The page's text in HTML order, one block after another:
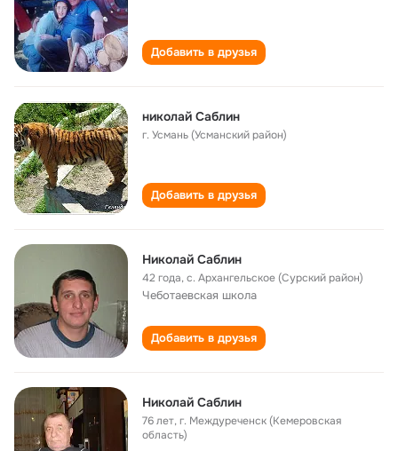
Добавить в друзья
николай Саблин
г. Усмань (Усманский район)
Добавить в друзья
Николай Саблин
42 года,с. Архангельское (Сурский район)
Чеботаевская школа
Добавить в друзья
Николай Саблин
76 лет,г. Междуреченск (Кемеровская
область)